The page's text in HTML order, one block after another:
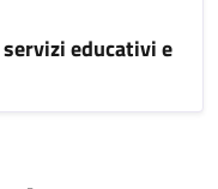
educativi e